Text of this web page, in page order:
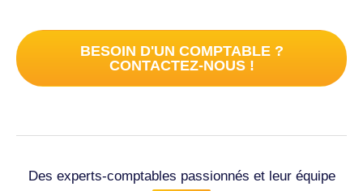
BESOIN D'UN COMPTABLE ?
CONTACTEZ-NOUS !
Des experts-comptables passionnés et leur équipe